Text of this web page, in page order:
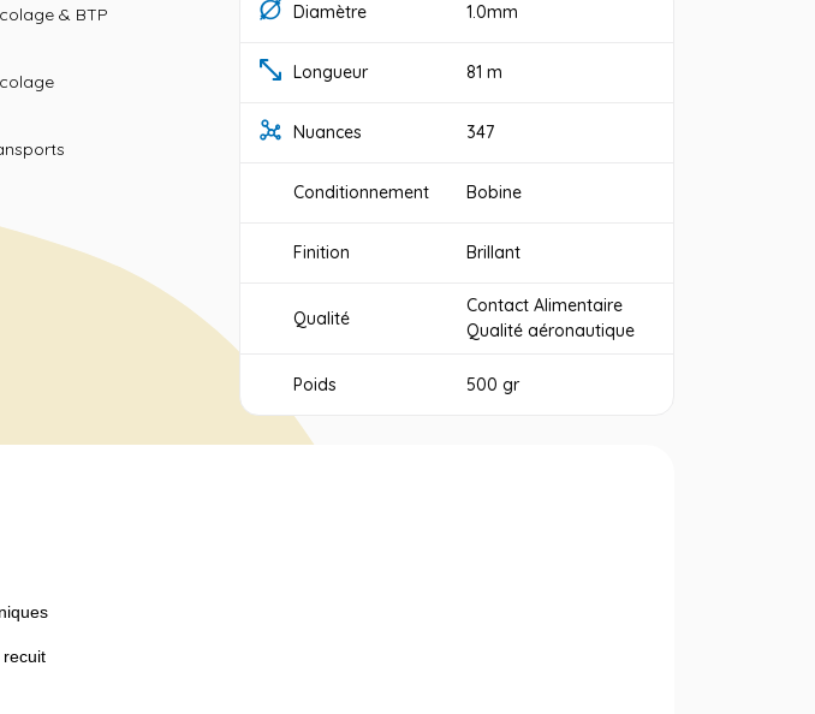
& BTP Diamètre 1.0mm
Longueur 81 m
Nuances 347
Conditionnement Bobine
Finition Brillant
Qualité
Contact Alimentaire
Qualité aéronautique
Poids 500 gr